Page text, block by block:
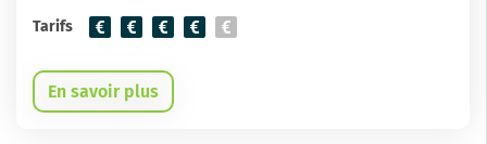
Tarifs
En savoir plus